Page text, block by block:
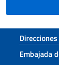
Embajada